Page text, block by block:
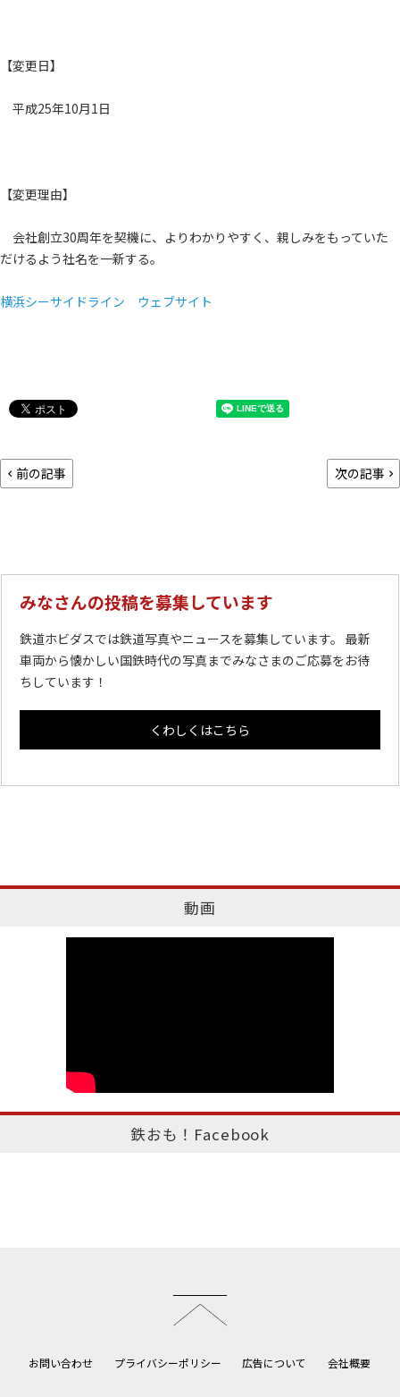
【変更日】
平成25年10月1日
【変更理由】
会社創立30周年を契機に、よりわかりやすく、親しみをもっていた
だけるよう社名を一新する。
横浜シーサイドライン ウェブサイト
前の記事 次の記事
みなさんの投稿を募集しています
鉄道ホビダスでは鉄道写真やニュースを募集しています。 最新
車両から懐かしい国鉄時代の写真までみなさまのご応募をお待
ちしています！
くわしくはこちら
動画
鉄おも！Facebook
お問い合わせ プライバシーポリシー 広告について 会社概要